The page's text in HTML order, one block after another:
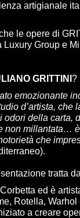
artigianale
le opere di
Luxury Group e
GRITTINI ?
emozionante
d’artista, che
odori della carta,
non millantata…
che
tratta
ed è
Rotella,
a creare